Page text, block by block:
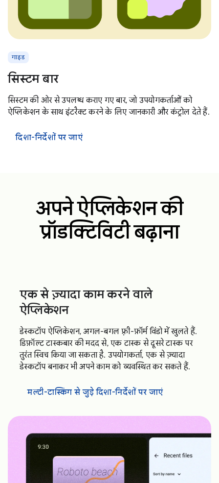
गाइड
सिस्टम बार
सिस्टम की ओर से उपलब्ध कराए गए बार, जो उपयोगकर्ताओं को
ऐप्लिकेशन के साथ इंटरैक्ट करने के लिए जानकारी और कंट्रोल देते हैं.
दिशा-निर्देशों पर जाएं
अपने ऐप्लिकेशन की
प्रॉडक्टिविटी बढ़ाना
एक से ज़्यादा काम करने वाले
ऐप्लिकेशन
डेस्कटॉप ऐप्लिकेशन, अगल-बगल फ़्री-फ़ॉर्म विंडो में खुलते हैं.
डिफ़ॉल्ट टास्कबार की मदद से, एक टास्क से दूसरे टास्क पर
तुरंत स्विच किया जा सकता है. उपयोगकर्ता, एक से ज़्यादा
डेस्कटॉप बनाकर भी अपने काम को व्यवस्थित कर सकते हैं.
मल्टी-टास्किंग से जुड़े दिशा-निर्देशों पर जाएं